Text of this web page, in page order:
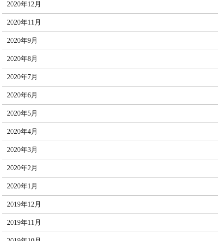
2020年12月
2020年11月
2020年9月
2020年8月
2020年7月
2020年6月
2020年5月
2020年4月
2020年3月
2020年2月
2020年1月
2019年12月
2019年11月